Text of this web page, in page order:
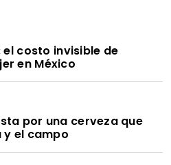
costo invisible de
en México
por una cerveza que
y el campo